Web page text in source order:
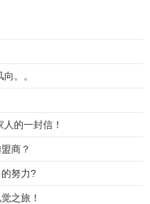
。。
的一封信！
商？
努力?
之旅！